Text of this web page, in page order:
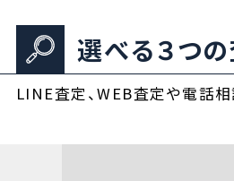
選べる３つ
LINE査定、WEB査定や電話相